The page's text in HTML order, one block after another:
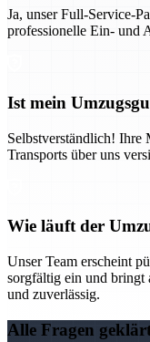
Ja, unser Full-Service-
professionelle Ein- und
Ist mein
Selbstverständlich! Ihre
Transports über uns
Wie läuft der
Unser Team erscheint
sorgfältig ein und bringt
und zuverlässig.
Alle Fragen